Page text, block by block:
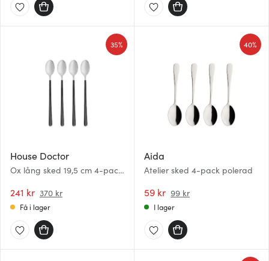
House Doctor
Ox lång sked 19,5 cm 4-pack
241 kr 370 kr
35%
Få i lager
Aida
Atelier sked 4-pack polerad
59 kr 99 kr
40%
I lager